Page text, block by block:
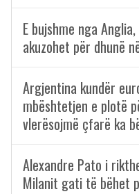
E bujshme nga
akuzohet për dhunë
Argjentina kundër
mbështetjen e plotë
vlerësojmë çfarë ka
Alexandre Pato i
Milanit gati të bëhet